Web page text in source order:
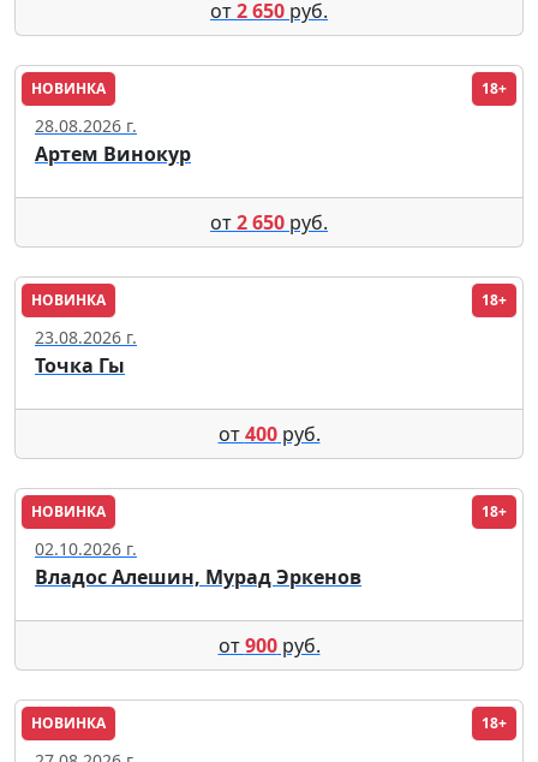
от2 650 руб.
НОВИНКА 18+
Москва
28.08.2026 г.
Артем Винокур
от2 650 руб.
НОВИНКА 18+
Томск
23.08.2026 г.
Точка Гы
от400руб.
НОВИНКА 18+
Рязань
02.10.2026 г.
Владос Алешин, Мурад Эркенов
от900руб.
НОВИНКА 18+
Москва